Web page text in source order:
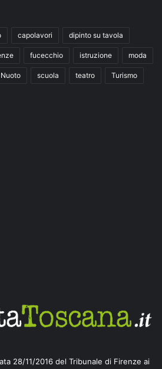
capolavori dipinto su tavola
fucecchio istruzione moda
Nuoto scuola teatro Turismo
28/11/2016 del Tribunale di Firenze ai